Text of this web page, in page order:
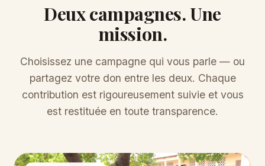
Deux campagnes. Une
mission.
Choisissez une campagne qui vous parle — ou
partagez votre don entre les deux. Chaque
contribution est rigoureusement suivie et vous
est restituée en toute transparence.